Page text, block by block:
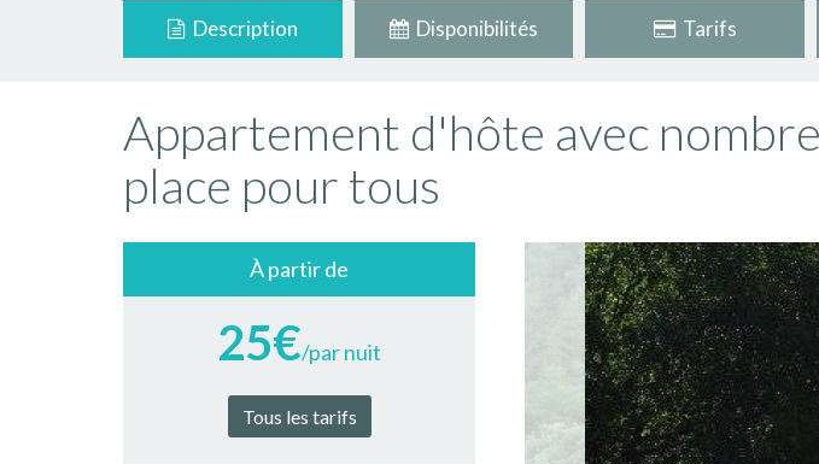
Description Disponibilités Tarifs
Appartement d'hôte avec
place pour tous
À partir de
25€/par nuit
Tous les tarifs